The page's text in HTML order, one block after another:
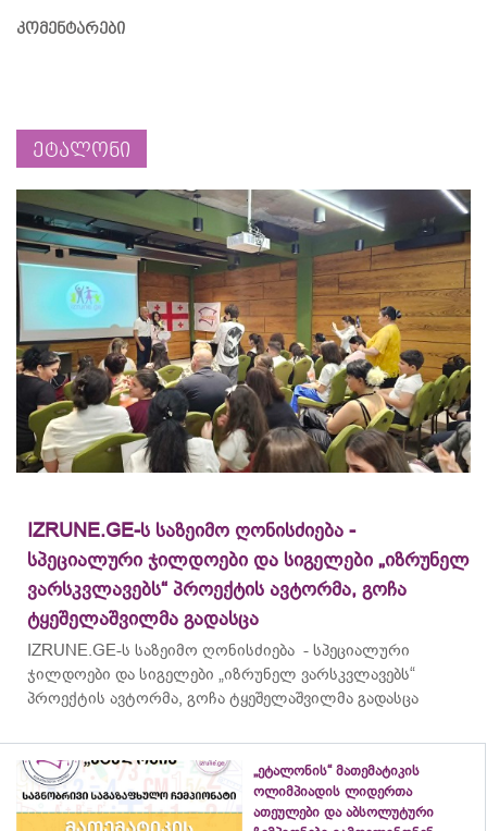
კომენტარები
ეტალონი
IZRUNE.GE-ს საზეიმო ღონისძიება -
სპეციალური ჯილდოები და სიგელები „იზრუნელ
ვარსკვლავებს“ პროექტის ავტორმა, გოჩა
ტყეშელაშვილმა გადასცა
IZRUNE.GE-ს საზეიმო ღონისძიება - სპეციალური
ჯილდოები და სიგელები „იზრუნელ ვარსკვლავებს“
პროექტის ავტორმა, გოჩა ტყეშელაშვილმა გადასცა
„ეტალონის“ მათემატიკის
ოლიმპიადის ლიდერთა
ათეულები და აბსოლუტური